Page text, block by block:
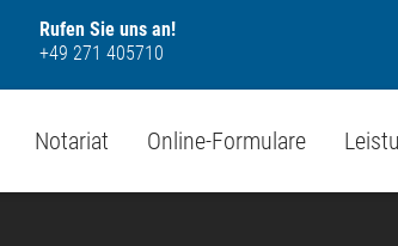
Rufen Sie uns an!
+49 271 405710
Notariat Online-Formulare